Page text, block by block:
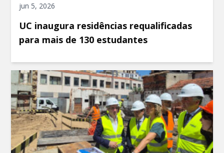
jun 5, 2026
UC inaugura residências requalificadas
para mais de 130 estudantes